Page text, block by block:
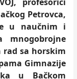
Petrovca,
u naučnim i
mnogobrojne
rad sa horskim
Gimnazije
u Bačkom